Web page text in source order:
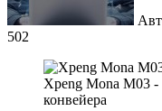
502
Xpeng Mona M03
конвейера